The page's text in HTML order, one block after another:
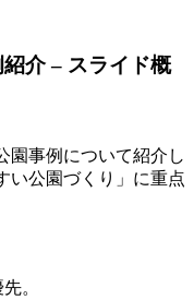
介 – スライド概
園事例について紹介し
い公園づくり」に重点
。